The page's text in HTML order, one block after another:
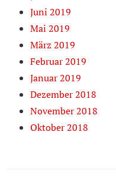
Juni 2019
Mai 2019
März 2019
Februar 2019
Januar 2019
Dezember 2018
November 2018
Oktober 2018